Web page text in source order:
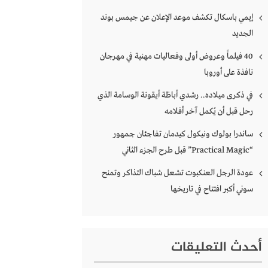
إيمي باسكال تكشف موعد الإعلان عن جيمس بوند
الجديد
40 فيلماً وعروض أولى وفعاليات مهنية في مهرجان
نافذة على أوروبا
في ذكرى ميلاده.. رشدي أباظة أيقونة الوسامة الذي
رحل قبل أن يُكمل آخر أفلامه
ساندرا بولوك ونيكول كيدمان تفاجئان جمهور
“Practical Magic” قبل طرح الجزء الثاني
عودة الرجل العنكبوت تشعل شباك التذاكر وتمنح
سوني أكبر افتتاح في تاريخها
أحدث التعليقات